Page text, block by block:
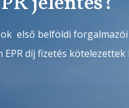
első belföldi forgalmazói
díj fizetés kötelezettek